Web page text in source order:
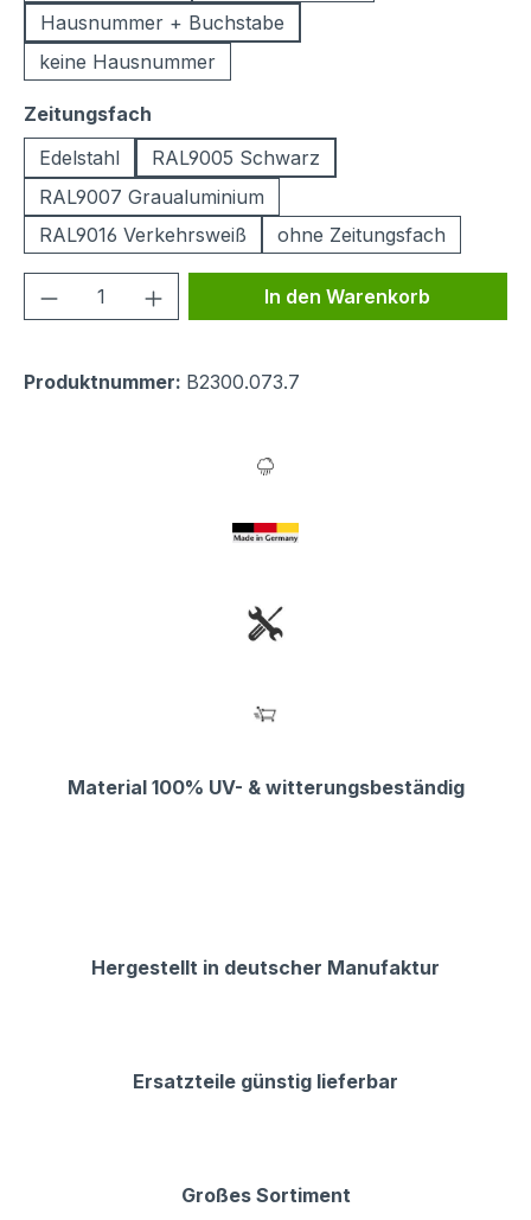
Hausnummer + Buchstabe
keine Hausnummer
Zeitungsfach
Edelstahl
RAL9005 Schwarz
RAL9007 Graualuminium
RAL9016 Verkehrsweiß
ohne Zeitungsfach
Produkt Anzahl: Gib denIn den Warenkorb
Produktnummer: B2300.073.7
Material 100% UV- & witterungsbeständig
Hergestellt in deutscher Manufaktur
Ersatzteile günstig lieferbar
Großes Sortiment